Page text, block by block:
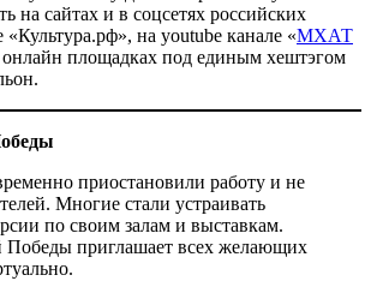
на сайтах и в соцсетях российских
«Культура.рф», на youtube канале «МХАТ
онлайн площадках под единым хештэгом
приостановили работу и не
Многие стали устраивать
по своим залам и выставкам.
приглашает всех желающих